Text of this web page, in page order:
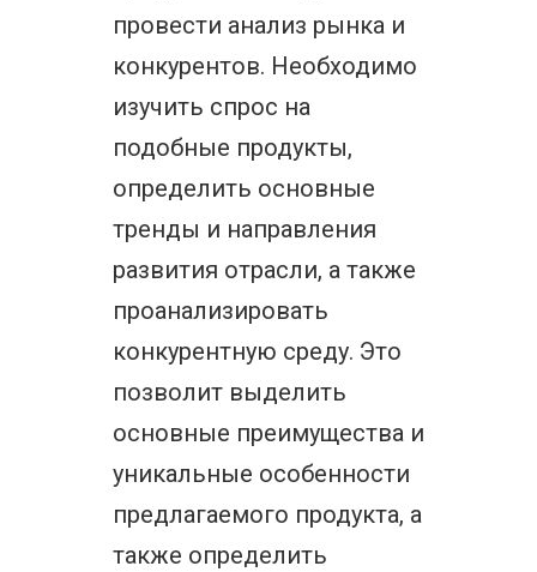
провести анализ рынка и
конкурентов. Необходимо
изучить спрос на
подобные продукты,
определить основные
тренды и направления
развития отрасли, а также
проанализировать
конкурентную среду. Это
позволит выделить
основные преимущества и
уникальные особенности
предлагаемого продукта, а
также определить